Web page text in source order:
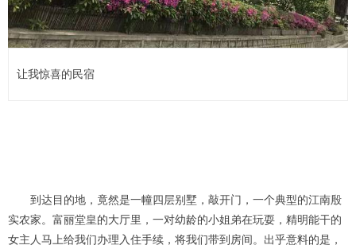
让我惊喜的民宿
到达目的地，竟然是一幢四层别墅，敲开门，一个典型的江南殷
实农家。富丽堂皇的大厅里，一对幼龄的小姐弟在玩耍，精明能干的
女主人马上给我们办理入住手续，将我们带到房间。出乎意料的是，